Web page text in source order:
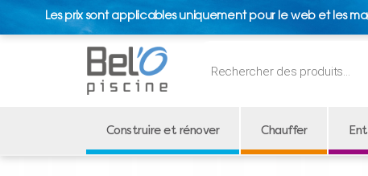
Les prix sont applicables uniquement pour le web et les
de
Construire et rénover Chauffer